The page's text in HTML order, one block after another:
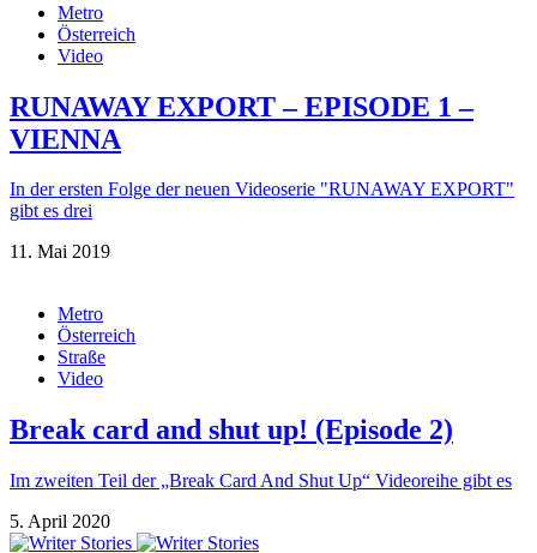
Metro
Österreich
Video
RUNAWAY EXPORT – EPISODE 1 –
VIENNA
In der ersten Folge der neuen Videoserie "RUNAWAY EXPORT"
gibt es drei
11. Mai 2019
Metro
Österreich
Straße
Video
Break card and shut up! (Episode 2)
Im zweiten Teil der „Break Card And Shut Up“ Videoreihe gibt es
5. April 2020